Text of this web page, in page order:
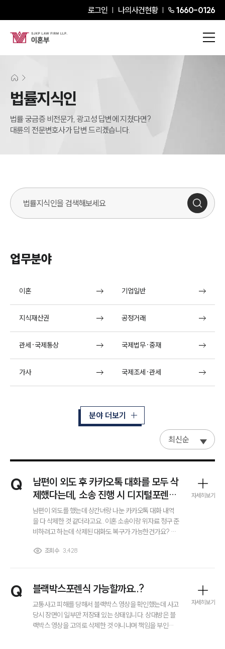
로그인 나의사건현황 1660-0126
법률지식인
법률 궁금증 비전문가, 광고성 답변에 지쳤다면?
대륜의 전문변호사가 답변 드리겠습니다.
법률지식인 검색창
업무분야
이혼 기업일반
지식재산권 공정거래
관세·국제통상 국제법무·중재
가사 국제조세·관세
분야 더보기
최신순
Q
남편이 외도 후 카카오톡 대화를 모두 삭
제했다는데, 소송 진행 시 디지털포렌식
수사가 꼭 필요한가요?
남편이 외도를 했는데 상간녀랑 나눈 카카오톡 대화 내역
을 다 삭제한 것 같더라고요.. 이혼 소송이랑 위자료 청구 준
비하려고 하는데 삭제된 대화도 복구가 가능한건가요? 이
조회수 3,428
자세히보기
Q 블랙박스포렌식 가능할까요..?
교통사고 피해를 당해서 블랙박스 영상을 확인했는데 사고
당시 장면이 일부만 저장돼 있는 상태입니다. 상대방은 블
랙박스 영상을 고의로 삭제한 것 아니냐며 책임을 부인하
자세히보기